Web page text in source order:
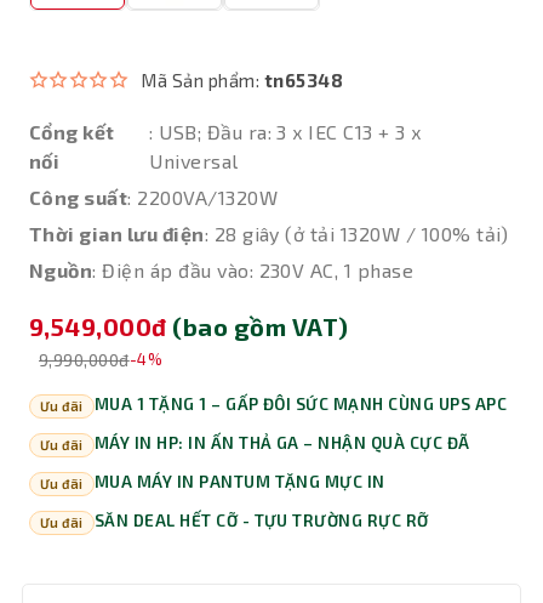
Mã Sản phẩm: tn65348
Cổng kết
nối
: USB; Đầu ra: 3 x IEC C13 + 3 x
Universal
Công suất: 2200VA/1320W
Thời gian lưu điện: 28 giây (ở tải 1320W / 100% tải)
Nguồn: Điện áp đầu vào: 230V AC, 1 phase
9,549,000đ (bao gồm VAT)
9,990,000đ-4%
Ưu đãi MUA 1 TẶNG 1 – GẤP ĐÔI SỨC MẠNH CÙNG UPS APC
Ưu đãi MÁY IN HP: IN ẤN THẢ GA – NHẬN QUÀ CỰC ĐÃ
Ưu đãi MUA MÁY IN PANTUM TẶNG MỰC IN
Ưu đãi SĂN DEAL HẾT CỠ - TỰU TRƯỜNG RỰC RỠ